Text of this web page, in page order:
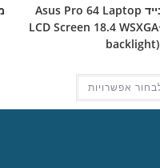
מסך למחשב נייד Asus Pro 64 Laptop
LCD Screen 18.4
backlight)
אפשרויות